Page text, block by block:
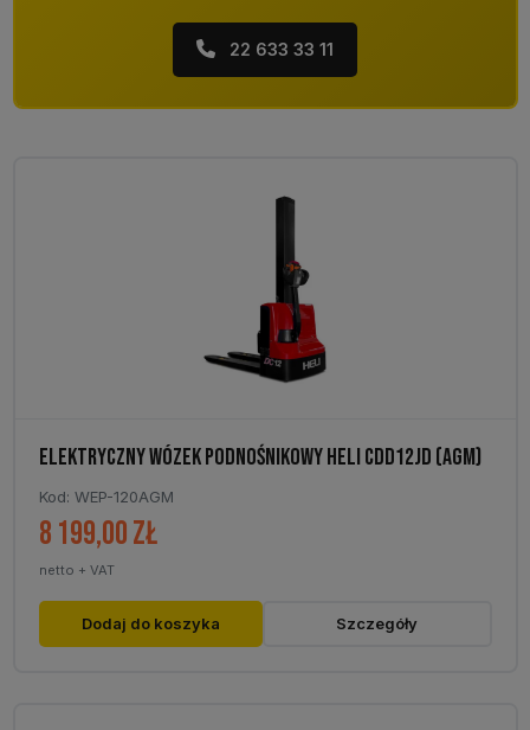
22 633 33 11
ELEKTRYCZNY WÓZEK PODNOŚNIKOWY HELI CDD12JD (AGM)
Kod: WEP-120AGM
8 199,00zł
netto + VAT
Dodaj do koszyka Szczegóły